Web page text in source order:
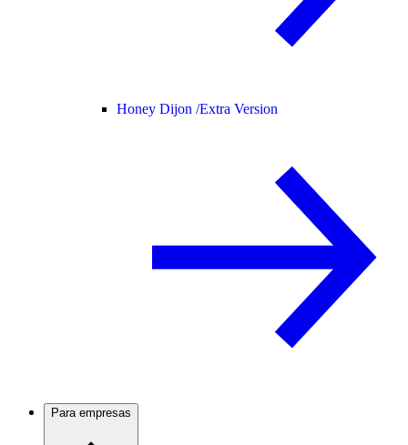
Honey Dijon /Extra Version
Para empresas